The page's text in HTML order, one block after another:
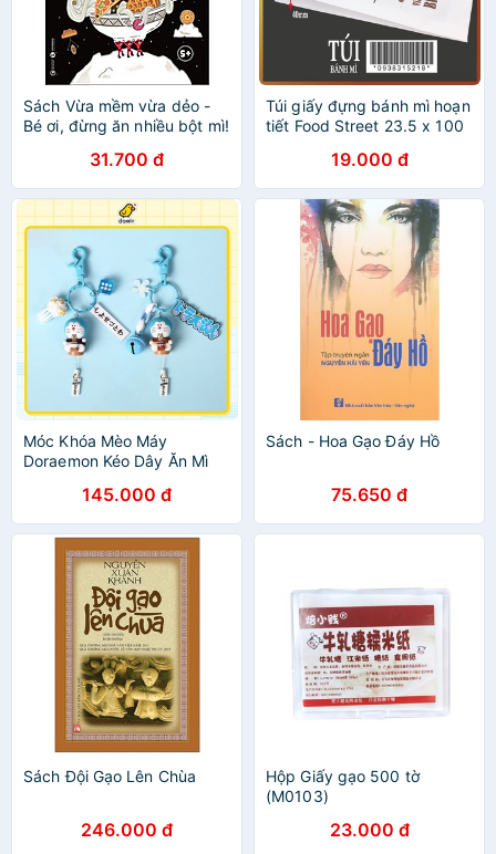
Sách Vừa mềm vừa dẻo -
Bé ơi, đừng ăn nhiều bột mì!
31.700 đ
Túi giấy đựng bánh mì hoạn
tiết Food Street 23.5 x 100
ăn đường phố19.000 đ
Móc Khóa Mèo Máy
Doraemon Kéo Dây Ăn Mì
145.000 đ
Sách - Hoa Gạo Đáy Hồ
75.650 đ
Sách Đội Gạo Lên Chùa
246.000 đ
Hộp Giấy gạo 500 tờ
(M0103)
23.000 đ